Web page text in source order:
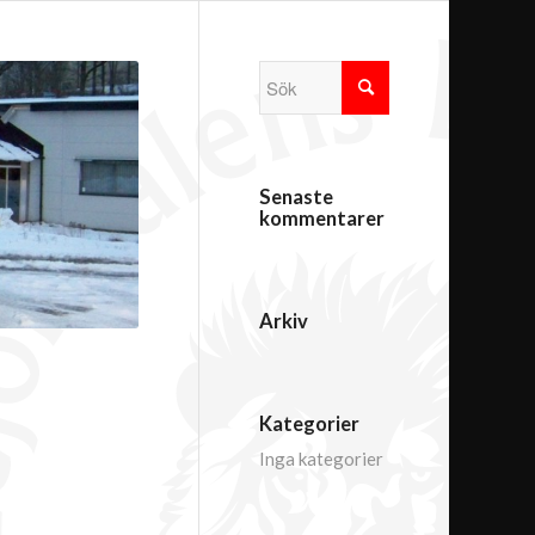
Senaste
kommentarer
Arkiv
Kategorier
Inga kategorier